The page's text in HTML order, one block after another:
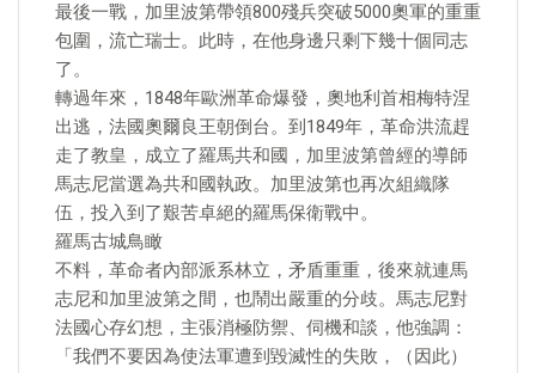
最後一戰，加里波第帶領800殘兵突破5000奧軍的重重
包圍，流亡瑞士。此時，在他身邊只剩下幾十個同志
了。
轉過年來，1848年歐洲革命爆發，奧地利首相梅特涅
出逃，法國奧爾良王朝倒台。到1849年，革命洪流趕
走了教皇，成立了羅馬共和國，加里波第曾經的導師
馬志尼當選為共和國執政。加里波第也再次組織隊
伍，投入到了艱苦卓絕的羅馬保衛戰中。
羅馬古城鳥瞰
不料，革命者內部派系林立，矛盾重重，後來就連馬
志尼和加里波第之間，也鬧出嚴重的分歧。馬志尼對
法國心存幻想，主張消極防禦、伺機和談，他強調：
「我們不要因為使法軍遭到毀滅性的失敗，（因此）